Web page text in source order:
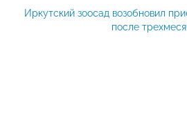
Иркутский зоосад возобновил
после